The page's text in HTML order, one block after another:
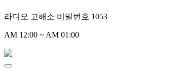
라디오 고해소 비밀번호 1053
AM 12:00 ~ AM 01:00